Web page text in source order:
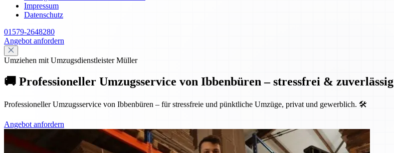
Impressum
Datenschutz
01579-2648280
Angebot anfordern
Umziehen mit Umzugsdienstleister Müller
🚚 Professioneller Umzugsservice von Ibbenbüren – stressfrei & zuverlässig
Professioneller Umzugsservice von Ibbenbüren – für stressfreie und pünktliche Umzüge, privat und gewerblich. 🛠️
Angebot anfordern